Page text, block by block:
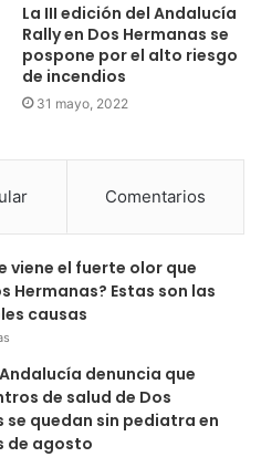
La III edición del Andalucía
Rally en Dos Hermanas se
pospone por el alto riesgo
de incendios
31 mayo, 2022
Comentarios
viene el fuerte olor que
Hermanas? Estas son las
causas
denuncia que
de salud de Dos
se quedan sin pediatra en
de agosto